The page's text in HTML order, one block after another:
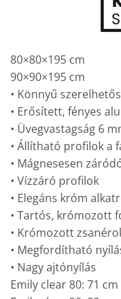
80×80×195 cm
90×90×195 cm
• Könnyű
• Erősített, fényes
• Üvegvastagság 6
• Állítható profilok a
• Mágnesesen
• Vízzáró profilok
• Elegáns króm
• Tartós, krómozott
• Krómozott
• Megfordítható
• Nagy ajtónyílás
Emily clear 80: 71 cm